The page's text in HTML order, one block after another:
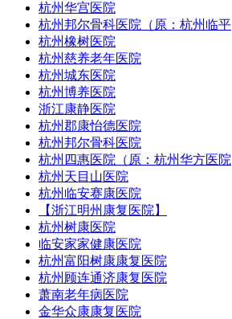
杭州华宫医院
杭州邦尔骨科医院（原：杭州临平
杭州橡树医院
杭州慈养老年医院
杭州城东医院
杭州博养医院
浙江康静医院
杭州郡康怡德医院
杭州邦尔骨科医院
杭州四惠医院（原：杭州华方医院
杭州天目山医院
杭州临安赛康医院
【浙江明州康复医院】
杭州树康医院
临安家家健康医院
杭州富阳树康康复医院
杭州顾连通济康复医院
萧南老年病医院
金华众康康复医院